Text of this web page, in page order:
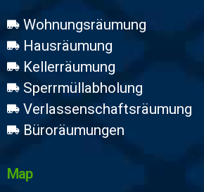
Wohnungsräumung
Hausräumung
Kellerräumung
Sperrmüllabholung
Verlassenschaftsräumung
Büroräumungen
Map